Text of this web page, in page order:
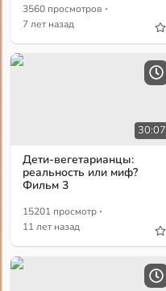
3560 просмотров ·
7 лет назад
30:07
Дети-вегетарианцы:
реальность или миф?
Фильм 3
15201 просмотр ·
11 лет назад